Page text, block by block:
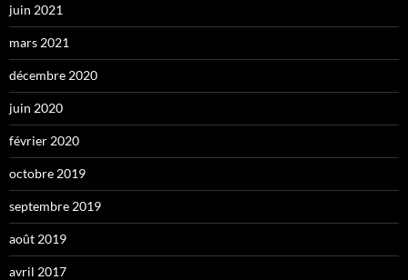
juin 2021
mars 2021
décembre 2020
juin 2020
février 2020
octobre 2019
septembre 2019
août 2019
avril 2017